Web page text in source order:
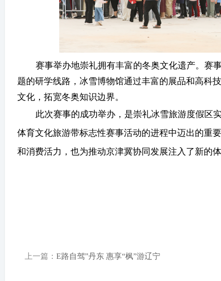
赛事举办地崇礼拥有丰富的冬奥文化遗产。赛
题的研学线路，冰雪博物馆通过丰富的展品和高科
文化，拓宽冬奥知识边界。
此次赛事的成功举办，是崇礼冰雪旅游度假区
体育文化旅游带标志性赛事活动的进程中迈出的重
和消费活力，也为推动京津冀协同发展注入了新的
上一篇： E路自驾”丹东 惠享“枫”游辽宁